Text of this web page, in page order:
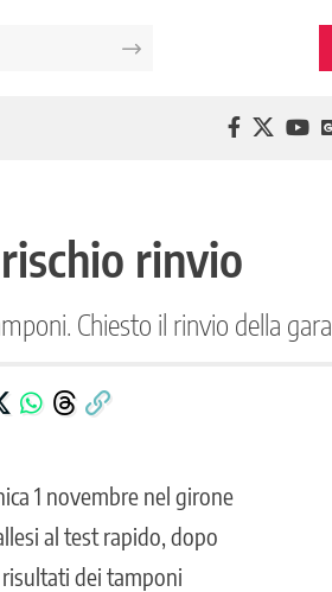
rinvio
Chiesto il rinvio della gara.
1 novembre nel girone
al test rapido, dopo
dei tamponi